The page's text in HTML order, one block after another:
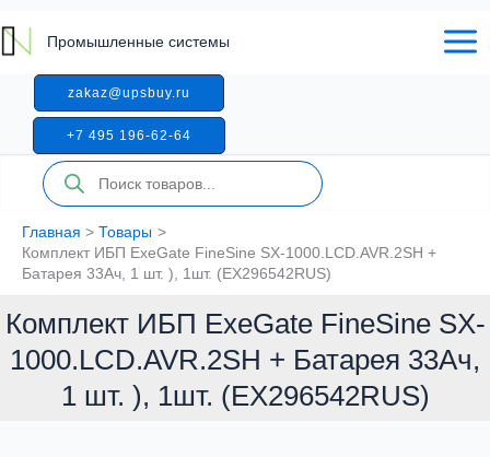
к
содержимому
Промышленные системы
zakaz@upsbuy.ru
+7 495 196-62-64
Поиск
товаров
Главная
Товары
Комплект ИБП ExeGate FineSine SX-1000.LCD.AVR.2SH +
Батарея 33Aч, 1 шт. ), 1шт. (EX296542RUS)
Комплект ИБП ExeGate FineSine SX-
1000.LCD.AVR.2SH + Батарея 33Aч,
1 шт. ), 1шт. (EX296542RUS)